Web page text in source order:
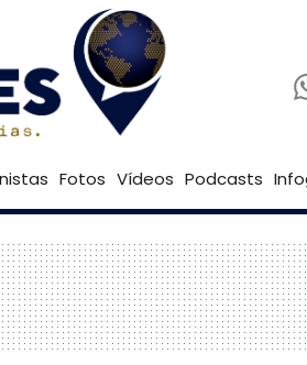
23º Brasília
Fotos Vídeos Podcasts